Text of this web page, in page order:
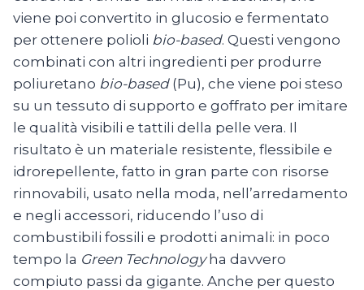
viene poi convertito in glucosio e fermentato
per ottenere polioli bio-based. Questi vengono
combinati con altri ingredienti per produrre
poliuretano bio-based(Pu), che viene poi steso
su un tessuto di supporto e goffrato per imitare
le qualità visibili e tattili della pelle vera. Il
risultato è un materiale resistente, flessibile e
idrorepellente, fatto in gran parte con risorse
rinnovabili, usato nella moda, nell’arredamento
e negli accessori, riducendo l’uso di
combustibili fossili e prodotti animali: in poco
tempo la Green Technologyha davvero
compiuto passi da gigante. Anche per questo